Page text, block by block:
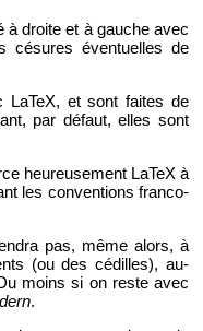
à droite et à gauche avec
cé­sures éven­tuelles de
LaTeX, et sont faites de
par dé­faut, elles sont
heu­reu­se­ment LaTeX à
les conven­tions fran­co­
pas, même alors, à
(ou des cé­dilles), au-
moins si on reste avec
.